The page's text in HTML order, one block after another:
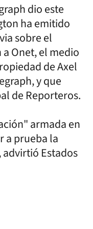
dio este
ha emitido
sobre el
Onet, el medio
de Axel
y que
de Reporteros.
armada en
a prueba la
advirtió Estados